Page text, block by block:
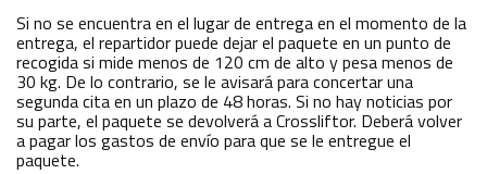
Si no se encuentra en el lugar de entrega en el momento de la
entrega, el repartidor puede dejar el paquete en un punto de
recogida si mide menos de 120 cm de alto y pesa menos de
30 kg. De lo contrario, se le avisará para concertar una
segunda cita en un plazo de 48 horas. Si no hay noticias por
su parte, el paquete se devolverá a Crossliftor. Deberá volver
a pagar los gastos de envío para que se le entregue el
paquete.